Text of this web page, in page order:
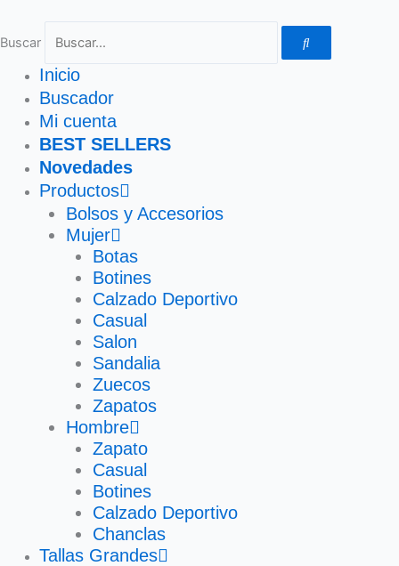
contenido
Buscar
Inicio
Buscador
Mi cuenta
BEST SELLERS
Novedades
Productos
Bolsos y Accesorios
Mujer
Botas
Botines
Calzado Deportivo
Casual
Salon
Sandalia
Zuecos
Zapatos
Hombre
Zapato
Casual
Botines
Calzado Deportivo
Chanclas
Tallas Grandes